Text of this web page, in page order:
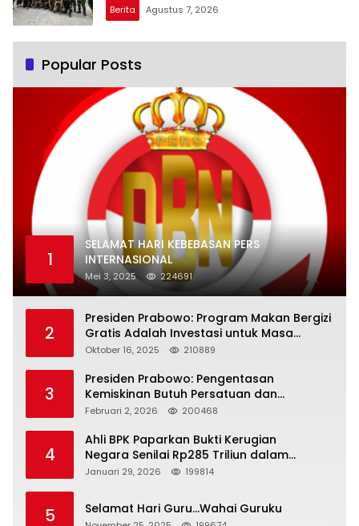
Berita Agustus 7, 2026
Popular Posts
1
SELAMAT HARI KEBEBASAN PERS
INTERNASIONAL
Mei 3, 2025 224691
2
Presiden Prabowo: Program Makan Bergizi
Gratis Adalah Investasi untuk Masa
Depan Bangsa
Oktober 16, 2025 210889
3
Presiden Prabowo: Pengentasan
Kemiskinan Butuh Persatuan dan
Kepemimpinan yang Bertanggung Jawab
Februari 2, 2026 200468
4
Ahli BPK Paparkan Bukti Kerugian
Negara Senilai Rp285 Triliun dalam
Persidangan Korupsi PT Pertamina
Januari 29, 2026 199814
5 Selamat Hari Guru…Wahai Guruku